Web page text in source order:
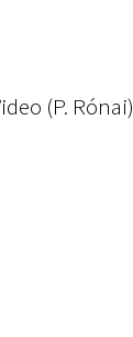
(P. Rónai)